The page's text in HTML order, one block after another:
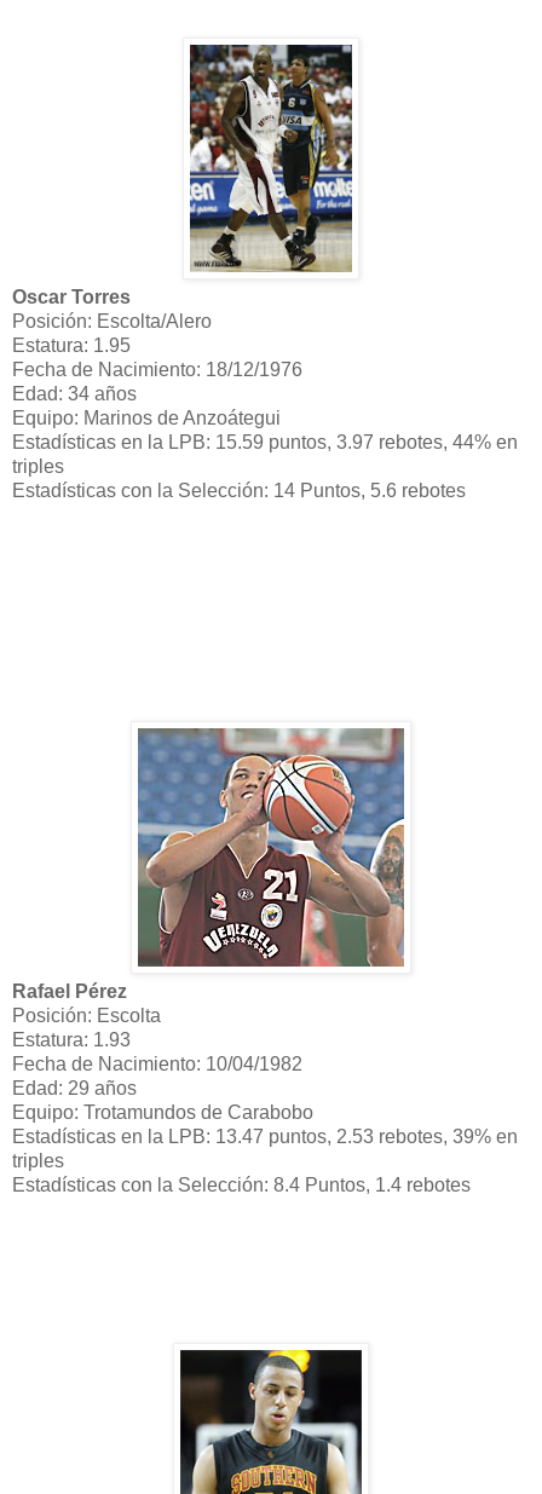
Oscar Torres
Posición: Escolta/Alero
Estatura: 1.95
Fecha de Nacimiento: 18/12/1976
Edad: 34 años
Equipo: Marinos de Anzoátegui
Estadísticas en la LPB: 15.59 puntos, 3.97 rebotes, 44% en
triples
Estadísticas con la Selección: 14 Puntos, 5.6 rebotes
Rafael Pérez
Posición: Escolta
Estatura: 1.93
Fecha de Nacimiento: 10/04/1982
Edad: 29 años
Equipo: Trotamundos de Carabobo
Estadísticas en la LPB: 13.47 puntos, 2.53 rebotes, 39% en
triples
Estadísticas con la Selección: 8.4 Puntos, 1.4 rebotes